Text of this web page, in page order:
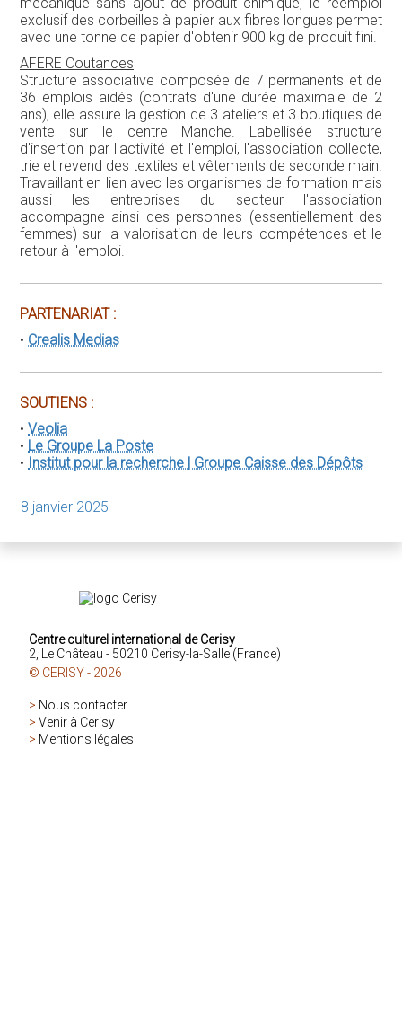
femmes) sur la valorisation de leurs compétences et le
retour à l'emploi.
PARTENARIAT :
•Crealis Medias
SOUTIENS :
•Veolia
•Le Groupe La Poste
•Institut pour la recherche | Groupe Caisse des Dépôts
8 janvier 2025
2, Le Château - 50210 Cerisy-la-Salle (France)
© CERISY - 2026
> Mentions légales